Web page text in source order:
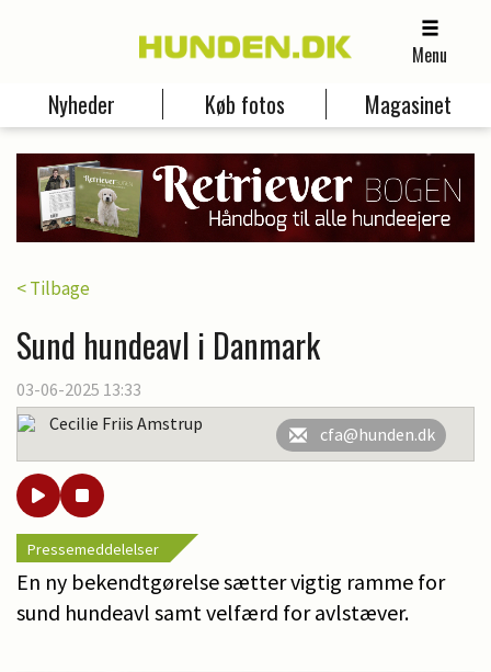
Menu
Nyheder Køb fotos Magasinet
< Tilbage
Sund hundeavl i Danmark
03-06-2025 13:33
Cecilie Friis Amstrup
cfa@hunden.dk
Pressemeddelelser
En ny bekendtgørelse sætter vigtig ramme for
sund hundeavl samt velfærd for avlstæver.